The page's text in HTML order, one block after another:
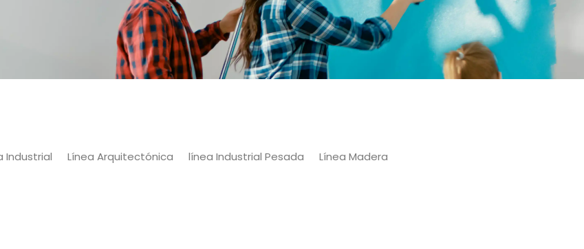
Industrial Línea Arquitectónica línea Industrial Pesada Línea Madera